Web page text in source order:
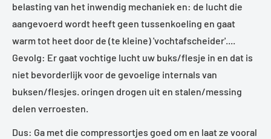
belasting van het inwendig mechaniek en: de lucht die
aangevoerd wordt heeft geen tussenkoeling en gaat
warm tot heet door de (te kleine) 'vochtafscheider'....
Gevolg: Er gaat vochtige lucht uw buks/flesje in en dat is
niet bevorderlijk voor de gevoelige internals van
buksen/flesjes. oringen drogen uit en stalen/messing
delen verroesten.
Dus: Ga met die compressortjes goed om en laat ze vooral